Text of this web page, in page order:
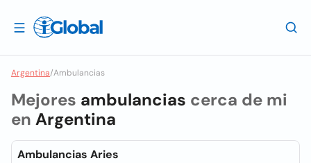
Argentina/Ambulancias
Mejores ambulancias cerca de mi
en Argentina
Ambulancias Aries